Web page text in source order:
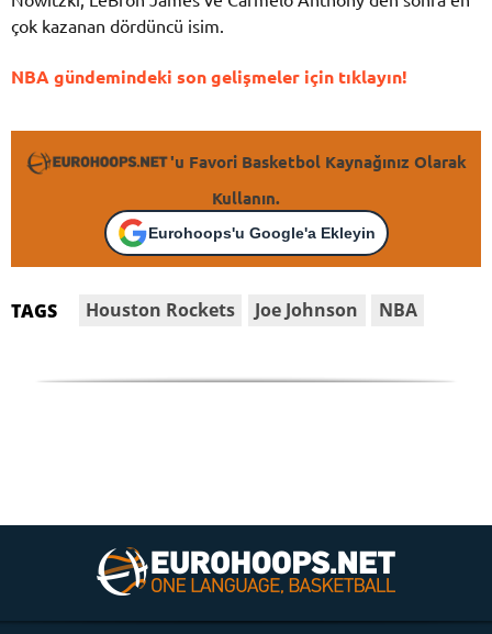
çok kazanan dördüncü isim.
NBA gündemindeki son gelişmeler için tıklayın!
'u Favori Basketbol Kaynağınız Olarak
Kullanın.
Eurohoops'u Google'a Ekleyin
TAGS Houston Rockets Joe Johnson NBA